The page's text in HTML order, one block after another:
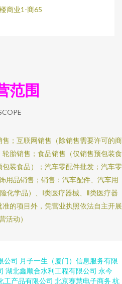
商业1-商65
范围
；互联网销售（除销售需要许可的商
胎销售；食品销售（仅销售预包装食
装食品）；汽车零配件批发；汽车零
用品销售；销售：汽车配件、汽车用
化学品）、Ⅰ类医疗器械、Ⅱ类医疗器
的项目外，凭营业执照依法自主开展
活动）
公司 月子一生（厦门）信息服务有限
湖北鑫顺合水利工程有限公司 永今
工产品有限公司 北京赛慧电子商务 杭